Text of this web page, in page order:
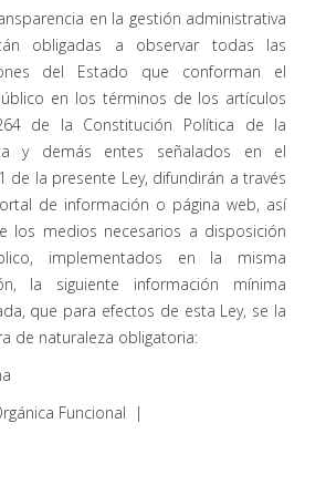
en la gestión administrativa
obligadas a observar todas las
del Estado que conforman el
en los términos de los artículos
de la Constitución Política de la
y demás entes señalados en el
de la presente Ley, difundirán a través
de información o página web, así
los medios necesarios a disposición
implementados en la misma
la siguiente información mínima
que para efectos de esta Ley, se la
de naturaleza obligatoria:
Funcional |